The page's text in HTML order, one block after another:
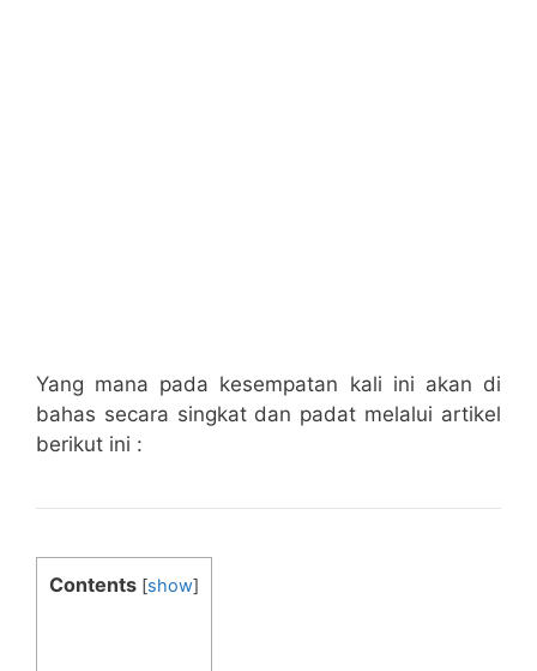
Yang mana pada kesempatan kali ini akan di
bahas secara singkat dan padat melalui artikel
berikut ini :
Contents [show]